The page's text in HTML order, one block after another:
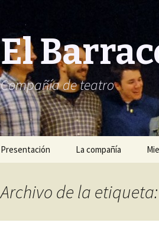
El
Compañía de teatro
Presentación La compañía
Archivo de la